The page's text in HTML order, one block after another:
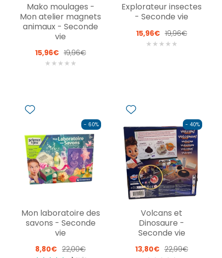
Mako moulages -
Mon atelier magnets
animaux - Seconde
vie
15,96€ 19,96€
★ ★ ★ ★ ★
Explorateur insectes
- Seconde vie
15,96€ 19,96€
★ ★ ★ ★ ★
- 60%
Mon laboratoire des
savons - Seconde
vie
8,80€ 22,00€
- 40%
Volcans et
Dinosaure -
Seconde vie
13,80€ 22,99€